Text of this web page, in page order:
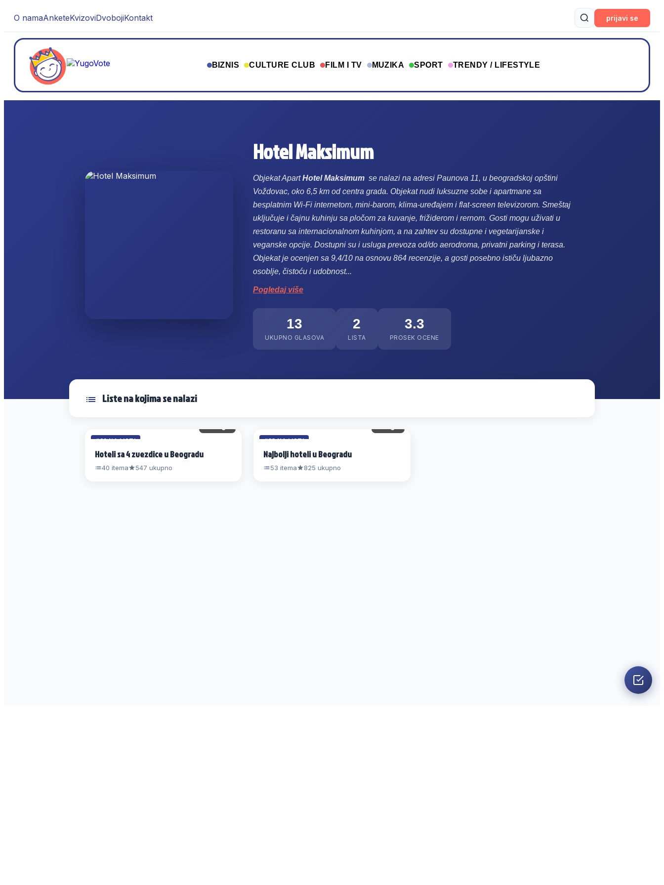
O namaAnketeKvizoviDvobojiKontakt prijavi se
BIZNIS CULTURE CLUB FILM I TV MUZIKA SPORT TRENDY / LIFESTYLE
Hotel Maksimum
Objekat ApartHotel Maksimum se nalazi na adresi Paunova 11, u beogradskoj opštini
Voždovac, oko 6,5 km od centra grada. Objekat nudi luksuzne sobe i apartmane sa
besplatnim Wi-Fi internetom, mini-barom, klima-uređajem i flat-screen televizorom. Smeštaj
uključuje i čajnu kuhinju sa pločom za kuvanje, frižiderom i rernom. Gosti mogu uživati u
restoranu sa internacionalnom kuhinjom, a na zahtev su dostupne i vegetarijanske i
veganske opcije. Dostupni su i usluga prevoza od/do aerodroma, privatni parking i terasa.
Objekat je ocenjen sa 9,4/10 na osnovu 864 recenzije, a gosti posebno ističu ljubazno
osoblje, čistoću i udobnost...
Pogledaj više
13
UKUPNO GLASOVA
2
LISTA
3.3
PROSEK OCENE
Liste na kojima se nalazi
#22 NA LISTI
Hoteli sa 4 zvezdice u Beogradu
40 itema 547 ukupno
#33 NA LISTI
Najbolji hoteli u Beogradu
53 itema 825 ukupno